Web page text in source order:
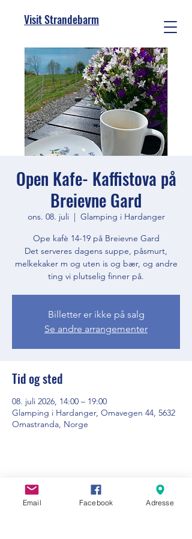
Visit Strandebarm
Open Kafe- Kaffistova på
Breievne Gard
ons. 08. juli
  |
Glamping i Hardanger
Ope kafè 14-19 på Breievne Gard
Det serveres dagens suppe, påsmurt,
melkekaker m og uten is og bær, og andre
ting vi plutselig finner på.
Billetter er ikke på salg
Se andre arrangementer
Tid og sted
08. juli 2026, 14:00 – 19:00
Glamping i Hardanger, Omavegen 44, 5632
Omastranda, Norge
Del dette arrangementet
Email Facebook Adresse